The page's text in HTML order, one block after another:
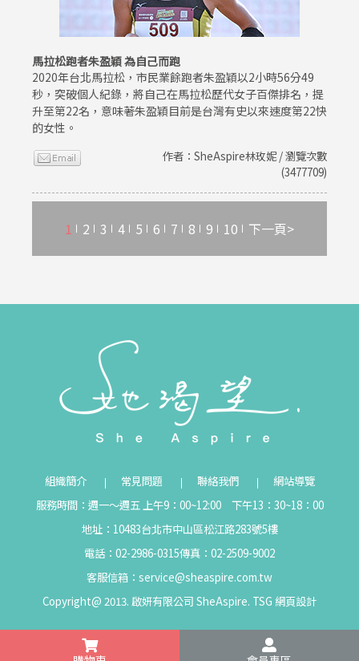
馬拉松跑者朱盈穎 為自己而跑
2020年台北馬拉松，市民業餘跑者朱盈穎以2小時56分49
秒，突破個人紀錄，將自己在馬拉松歷代女子百傑排名，提
升至第22名，意味著朱盈穎目前是台灣有史以來速度第22快
的女性。
作者：SheAspire林玫妮 / 瀏覽次數
(3477709)
1 2 3 4 5 6 7 8 9 10 下一頁>
組織簡介 常見問題 聯絡我們
網站導覽
服務時間：週一～週五 上午9：00~12:00 下午13：30~18：00
地址：10483台北市中山區松江路283號5樓
電話：02-2986-0315傳真：02-2509-9002
客服信箱： service@sheaspire.com.tw
Copyright@ 2013. 啟妍有限公司 SheAspire. TSG 網頁設計